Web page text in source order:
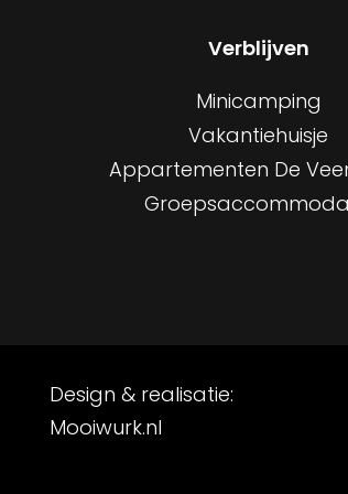
Verblijven
Minicamping
Vakantiehuisje
Appartementen De
Design & realisatie:
Mooiwurk.nl